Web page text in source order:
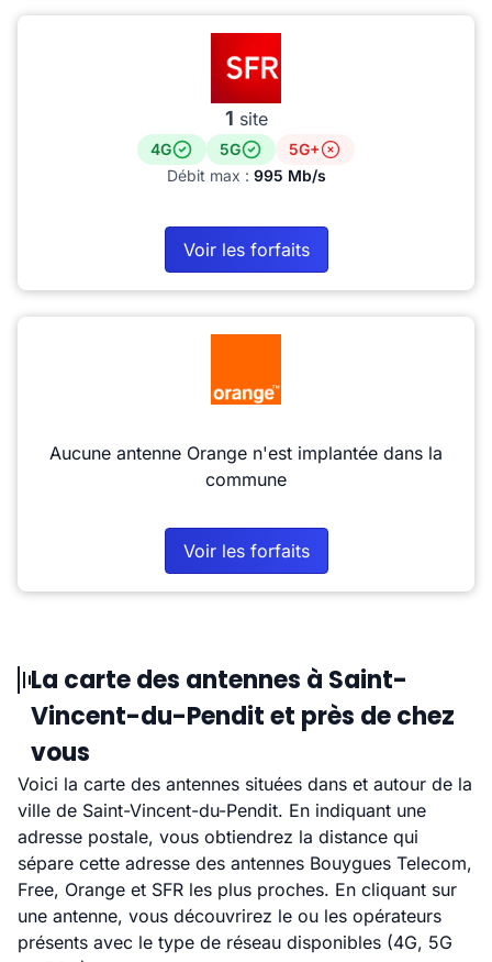
1 site
4G 5G
5G+
Débit max : 995 Mb/s
Voir les forfaits
Aucune antenne Orange n'est implantée dans la
commune
Voir les forfaits
La carte des antennes à Saint-
Vincent-du-Pendit et près de chez
vous
Voici la carte des antennes situées dans et autour de la
ville de Saint-Vincent-du-Pendit. En indiquant une
adresse postale, vous obtiendrez la distance qui
sépare cette adresse des antennes Bouygues Telecom,
Free, Orange et SFR les plus proches. En cliquant sur
une antenne, vous découvrirez le ou les opérateurs
présents avec le type de réseau disponibles (4G, 5G